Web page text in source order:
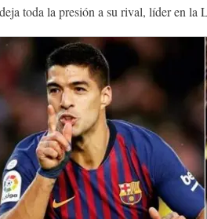
toda la presión a su rival, líder en la